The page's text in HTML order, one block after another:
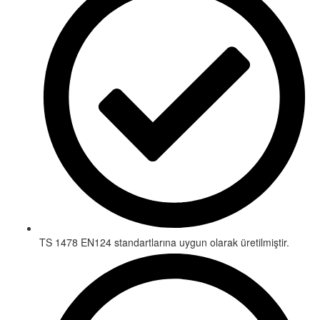
TS 1478 EN124 standartlarına uygun olarak üretilmiştir.